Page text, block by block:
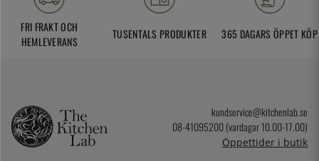
FRI FRAKT OCH
HEMLEVERANS
TUSENTALS PRODUKTER 365 DAGARS ÖPPET KÖP
kundservice@kitchenlab.se
08-41095200 (vardagar 10.00-17.00)
Öppettider i butik